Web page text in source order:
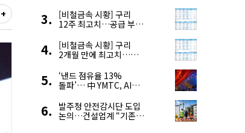
[비철금속 시황] 구리
12주 최고치…공급 부족
[비철금속 시황] 구리
2개월 만에 최고치…
우려 확대
‘낸드 점유율 13%
돌파’… 中 YMTC, AI
4위 맹추격
발주청 안전감시단 도입
논의…건설업계 “기존